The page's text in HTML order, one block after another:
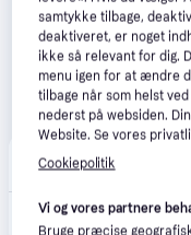
42 kr. fragt
samtykke tilbage,
deaktiveret, er noget
ikke så relevant for dig.
menu igen for at ændre
tilbage når som helst
nederst på websiden.
Website. Se vores
Cookiepolitik
Vi og vores partnere
Bruge præcise